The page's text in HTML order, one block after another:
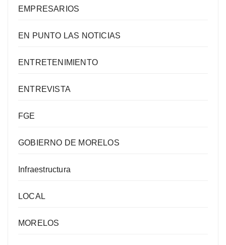
EMPRESARIOS
EN PUNTO LAS NOTICIAS
ENTRETENIMIENTO
ENTREVISTA
FGE
GOBIERNO DE MORELOS
Infraestructura
LOCAL
MORELOS